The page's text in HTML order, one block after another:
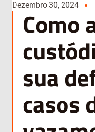
Dezembro 30, 2024
Como
sua
casos